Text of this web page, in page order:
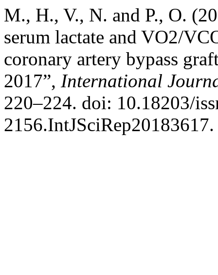
M., H., V., N. and P., O.
serum lactate and VO2/
coronary artery bypass
2017”, International
220–224. doi: 10.18203/
2156.IntJSciRep20183617.